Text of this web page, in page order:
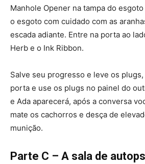
Manhole Opener na tampa do
o esgoto com cuidado com as
escada adiante. Entre na porta ao
Herb e o Ink Ribbon.
Salve seu progresso e leve os
porta e use os plugs no painel do
e Ada aparecerá, após a conversa
mate os cachorros e desça de
munição.
Parte C – A sala de